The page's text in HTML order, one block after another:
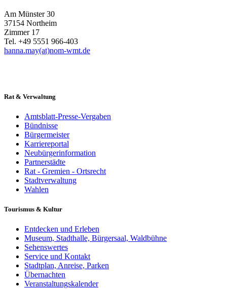
Am Münster 30
37154 Northeim
Zimmer 17
Tel. +49 5551 966-403
hanna.may(at)nom-wmt.de
Rat & Verwaltung
Amtsblatt-Presse-Vergaben
Bündnisse
Bürgermeister
Karriereportal
Neubürgerinformation
Partnerstädte
Rat - Gremien - Ortsrecht
Stadtverwaltung
Wahlen
Tourismus & Kultur
Entdecken und Erleben
Museum, Stadthalle, Bürgersaal, Waldbühne
Sehenswertes
Service und Kontakt
Stadtplan, Anreise, Parken
Übernachten
Veranstaltungskalender